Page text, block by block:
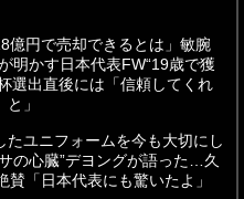
億円で売却できるとは」敏腕
明かす日本代表FW“19歳で獲
選出直後には「信頼してくれ
」
たユニフォームを今も大切にし
の心臓”デヨングが語った…久
賛「日本代表にも驚いたよ」